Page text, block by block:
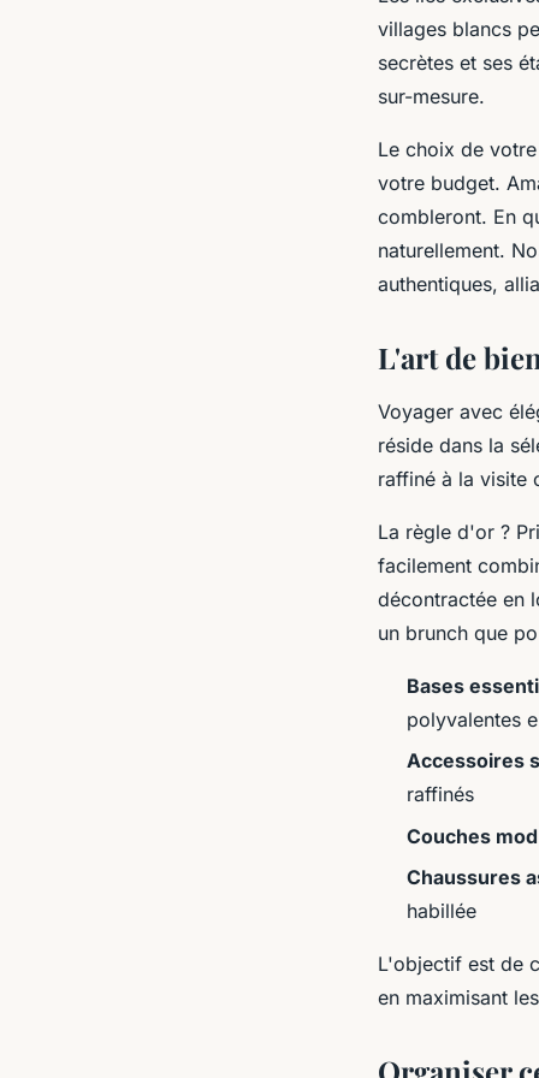
villages blancs
secrètes et ses
sur-mesure.
Le choix de
votre budget.
combleront. En
naturellement.
authentiques,
L'art de
Voyager avec
réside dans la
raffiné à la visite
La règle d'or ?
facilement
décontractée en
un brunch que
Bases
polyvalentes
Accessoires
raffinés
Couches
Chaussures
habillée
L'objectif est de
en maximisant